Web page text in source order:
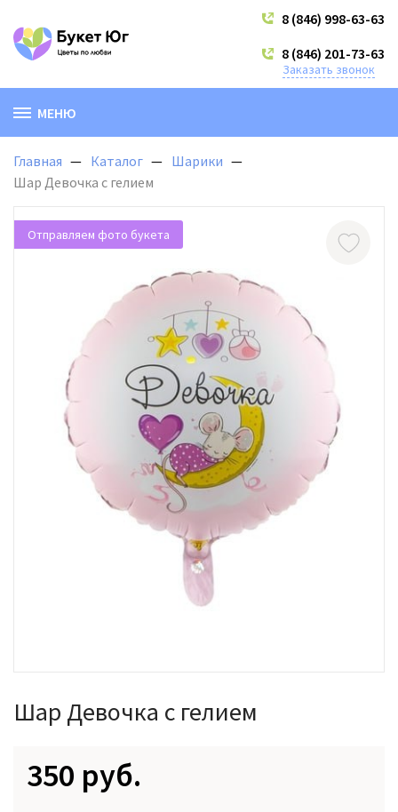
8 (846) 998-63-63
8 (846) 201-73-63
Заказать звонок
МЕНЮ
Главная Каталог
Шарики
Шар Девочка с гелием
Отправляем фото букета
Шар Девочка с гелием
350 руб.